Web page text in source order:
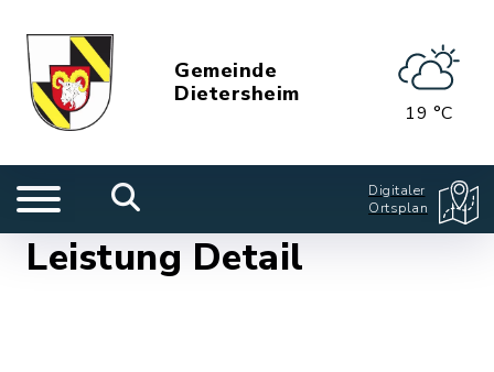
Gemeinde
Dietersheim
19 °C
Digitaler
Ortsplan
Leistung Detail